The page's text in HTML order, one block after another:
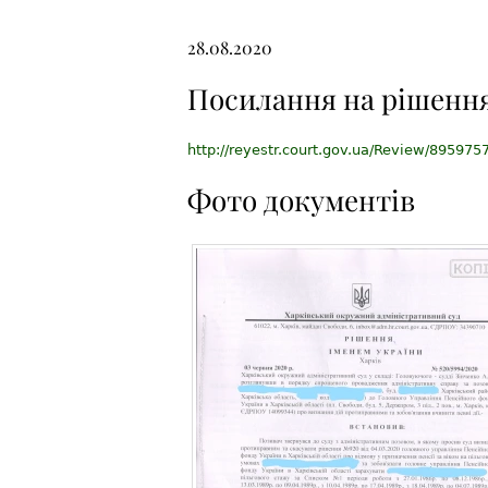
28.08.2020
Посилання на
http://reyestr.court.gov.ua/Review/
Фото документів